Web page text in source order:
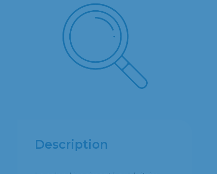
Description